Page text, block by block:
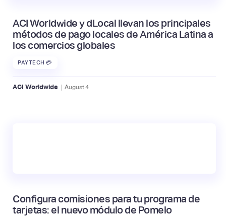
ACI Worldwide y dLocal llevan los principales
métodos de pago locales de América Latina a
los comercios globales
PAYTECH 💳
ACI Worldwide | August4
Configura comisiones para tu programa de
tarjetas: el nuevo módulo de Pomelo